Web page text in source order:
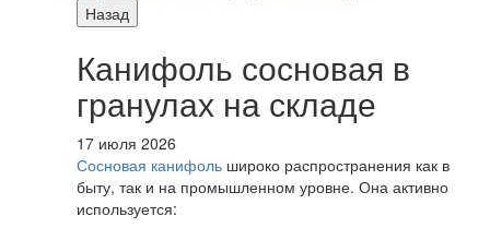
Назад
Канифоль сосновая в
гранулах на складе
17 июля 2026
Сосновая канифоль широко распространения как в
быту, так и на промышленном уровне. Она активно
используется: